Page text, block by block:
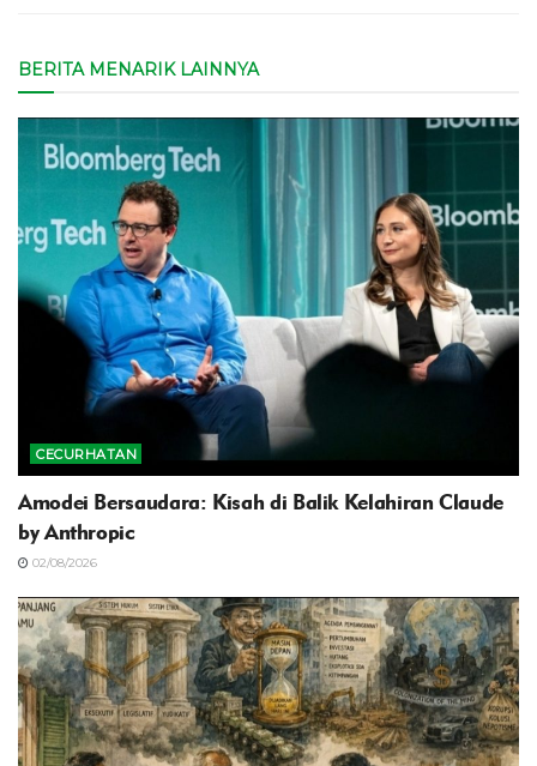
BERITA MENARIK LAINNYA
CECURHATAN
Amodei Bersaudara: Kisah di Balik Kelahiran Claude
by Anthropic
02/08/2026